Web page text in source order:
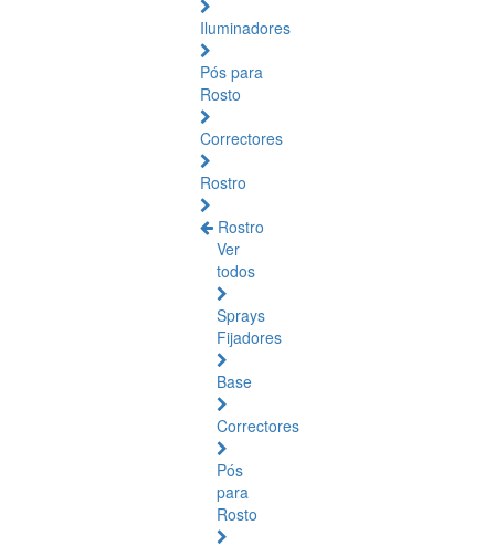
Iluminadores
Pós para
Rosto
Correctores
Rostro
Rostro
Ver
todos
Sprays
Fijadores
Base
Correctores
Pós
para
Rosto